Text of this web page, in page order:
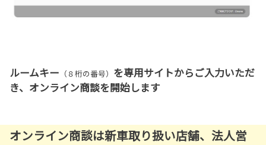
ルームキー （８桁の番号） を専用サイトからご入力いただ
き、オンライン商談を開始します
オンライン商談は新車取り扱い店舗、法人営